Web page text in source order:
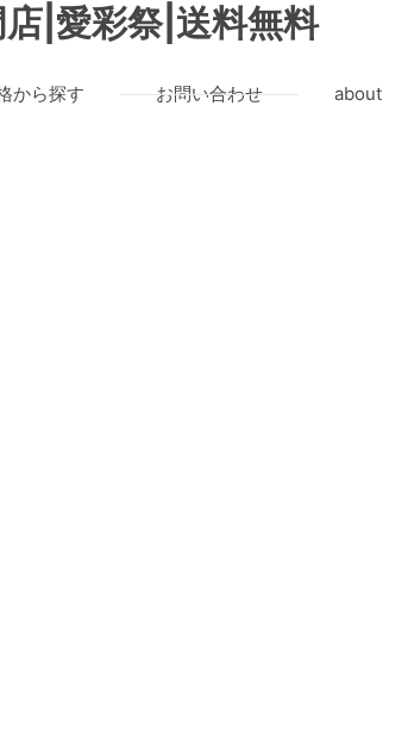
|愛彩祭|送料無料
から探す お問い合わせ about